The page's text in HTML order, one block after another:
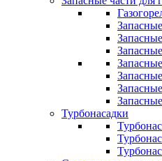
Турбонасадки